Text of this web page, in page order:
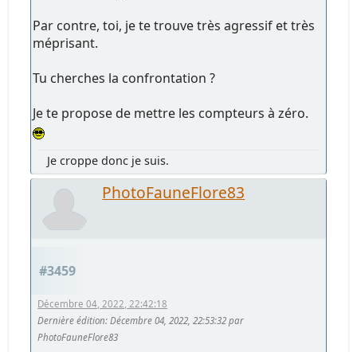
Par contre, toi, je te trouve très agressif et très
méprisant.
Tu cherches la confrontation ?
Je te propose de mettre les compteurs à zéro.
Je croppe donc je suis.
PhotoFauneFlore83
#3459
Décembre 04, 2022, 22:42:18
Dernière édition: Décembre 04, 2022, 22:53:32 par
PhotoFauneFlore83